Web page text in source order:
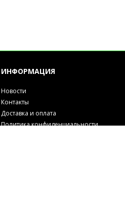
ИНФОРМАЦИЯ
Новости
Контакты
Доставка и оплата
Политика конфиденциальности